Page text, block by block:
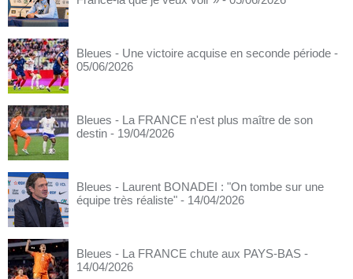
Bleues - Une victoire acquise en seconde période -
05/06/2026
Bleues - La FRANCE n'est plus maître de son
destin - 19/04/2026
Bleues - Laurent BONADEI : "On tombe sur une
équipe très réaliste" - 14/04/2026
Bleues - La FRANCE chute aux PAYS-BAS -
14/04/2026